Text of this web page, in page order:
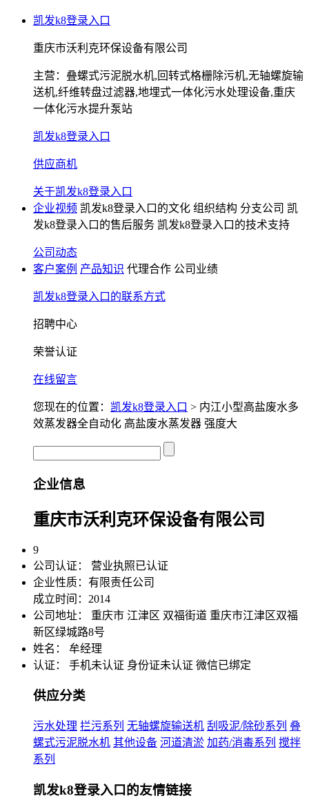
凯发k8登录入口
重庆市沃利克环保设备有限公司
主营： 叠螺式污泥脱水机,回转式格栅除污机,无轴螺旋输
送机,纤维转盘过滤器,地埋式一体化污水处理设备,重庆
一体化污水提升泵站
凯发k8登录入口
供应商机
关于凯发k8登录入口
企业视频 凯发k8登录入口的文化 组织结构 分支公司 凯
发k8登录入口的售后服务 凯发k8登录入口的技术支持
公司动态
客户案例 产品知识 代理合作 公司业绩
凯发k8登录入口的联系方式
招聘中心
荣誉认证
在线留言
您现在的位置： 凯发k8登录入口 > 内江小型高盐废水多
效蒸发器全自动化 高盐废水蒸发器 强度大
企业信息
重庆市沃利克环保设备有限公司
9
公司认证：
营业执照已认证
企业性质：有限责任公司
成立时间：2014
公司地址：
重庆市 江津区 双福街道 重庆市江津区双福
新区绿城路8号
姓名： 牟经理
认证：
手机未认证 身份证未认证 微信已绑定
供应分类
污水处理 拦污系列 无轴螺旋输送机 刮吸泥/除砂系列 叠
螺式污泥脱水机 其他设备 河道清淤 加药/消毒系列 搅拌
系列
凯发k8登录入口的友情链接